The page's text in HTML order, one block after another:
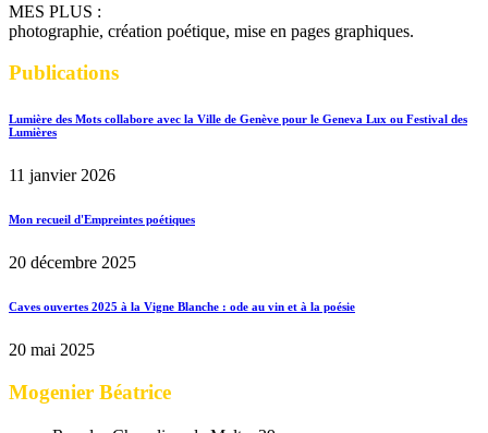
MES PLUS :
photographie, création poétique, mise en pages graphiques.
Publications
Lumière des Mots collabore avec la Ville de Genève pour le Geneva Lux ou Festival des
Lumières
11 janvier 2026
Mon recueil d'Empreintes poétiques
20 décembre 2025
Caves ouvertes 2025 à la Vigne Blanche : ode au vin et à la poésie
20 mai 2025
Mogenier Béatrice